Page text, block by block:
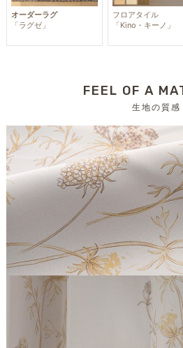
オーダーラグ
「ラグゼ」
フロアタイル
「Kino・キーノ」
FEEL OF A
生地の質感